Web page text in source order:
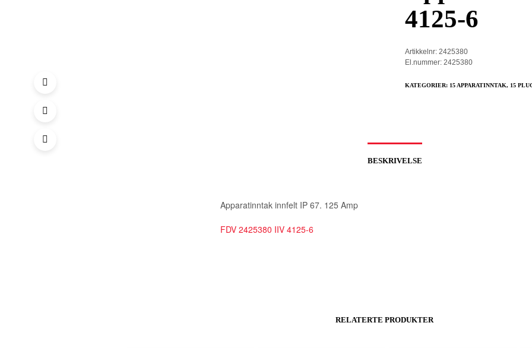
4125-6
Artikkelnr: 2425380
El.nummer: 2425380
KATEGORIER: 15 APPARATINNTAK, 15
BESKRIVELSE
Apparatinntak innfelt IP 67. 125 Amp
FDV 2425380 IIV 4125-6
RELATERTE PRODUKTER